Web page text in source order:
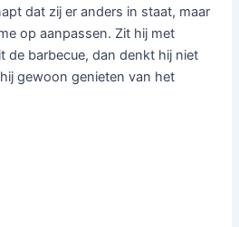
dat zij er anders in staat, maar
op aanpassen. Zit hij met
de barbecue, dan denkt hij niet
gewoon genieten van het